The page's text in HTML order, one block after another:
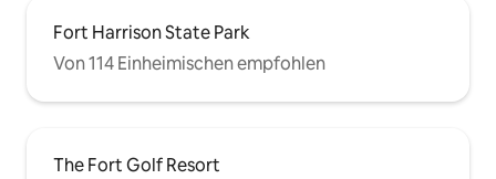
Fort Harrison State Park
Von 114 Einheimischen empfohlen
The Fort Golf Resort